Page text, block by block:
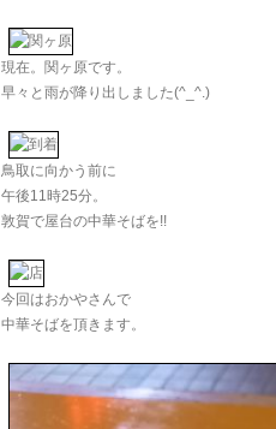
現在。関ヶ原です。
早々と雨が降り出しました(^_^.)
鳥取に向かう前に
午後11時25分。
敦賀で屋台の中華そばを!!
今回はおかやさんで
中華そばを頂きます。